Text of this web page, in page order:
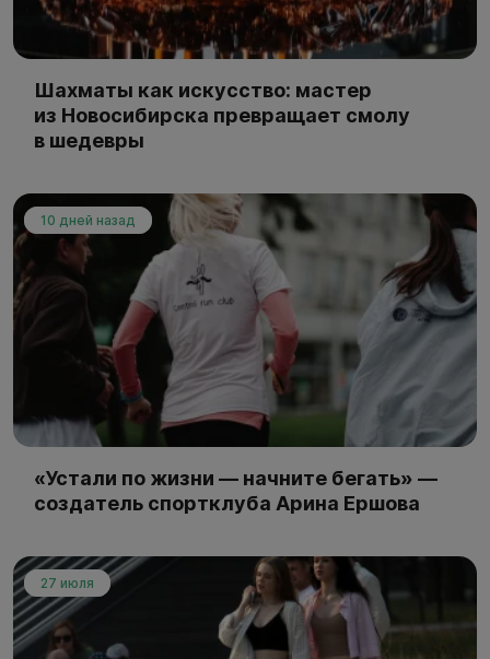
Шахматы как искусство: мастер
из Новосибирска превращает смолу
в шедевры
10 дней назад
«Устали по жизни — начните бегать» —
создатель спортклуба Арина Ершова
27 июля